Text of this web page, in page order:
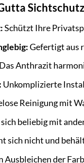
Schützt Ihre
Gefertigt aus
Das Anthrazit
Unkomplizierte
Reinigung mit
sich beliebig mit
sich nicht und
Ausbleichen der